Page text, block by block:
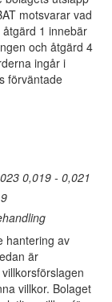
motsvarar vad
1 innebär
och åtgärd 4
ingår i
förväntade
0,019 - 0,021
hantering av
är
villkor. Bolaget